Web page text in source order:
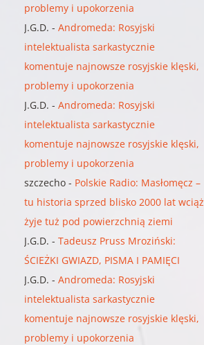
problemy i upokorzenia
J.G.D. -Andromeda: Rosyjski
intelektualista sarkastycznie
komentuje najnowsze rosyjskie klęski,
problemy i upokorzenia
J.G.D. -Andromeda: Rosyjski
intelektualista sarkastycznie
komentuje najnowsze rosyjskie klęski,
problemy i upokorzenia
szczecho - Polskie Radio: Masłomęcz –
tu historia sprzed blisko 2000 lat wciąż
żyje tuż pod powierzchnią ziemi
J.G.D. -Tadeusz Pruss Mroziński:
ŚCIEŻKI GWIAZD, PISMA I PAMIĘCI
J.G.D. -Andromeda: Rosyjski
intelektualista sarkastycznie
komentuje najnowsze rosyjskie klęski,
problemy i upokorzenia